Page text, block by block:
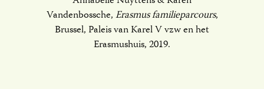
Vandenbossche,Erasmus familieparcours,
Brussel, Paleis van Karel V vzw en het
Erasmushuis, 2019.